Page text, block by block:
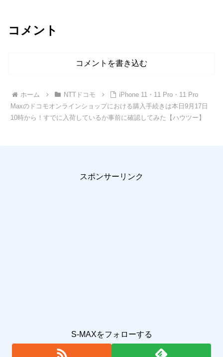
コメント
コメントを書き込む
ホーム NTTドコモ
iPhone 11・11 Pro・11 Pro
Maxのドコモオンラインショップにおける購入手続きは本日9月17日
10時から！すでに入荷しているか事前に確認してみた【ハウツー】
スポンサーリンク
S-MAXをフォローする